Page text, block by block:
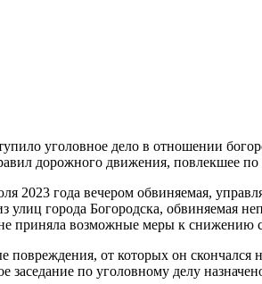
уголовное дело в отношении
дорожного движения, повлекшее по
2023 года вечером обвиняемая,
города Богородска, обвиняемая
приняла возможные меры к снижению
от которых он скончался
по уголовному делу